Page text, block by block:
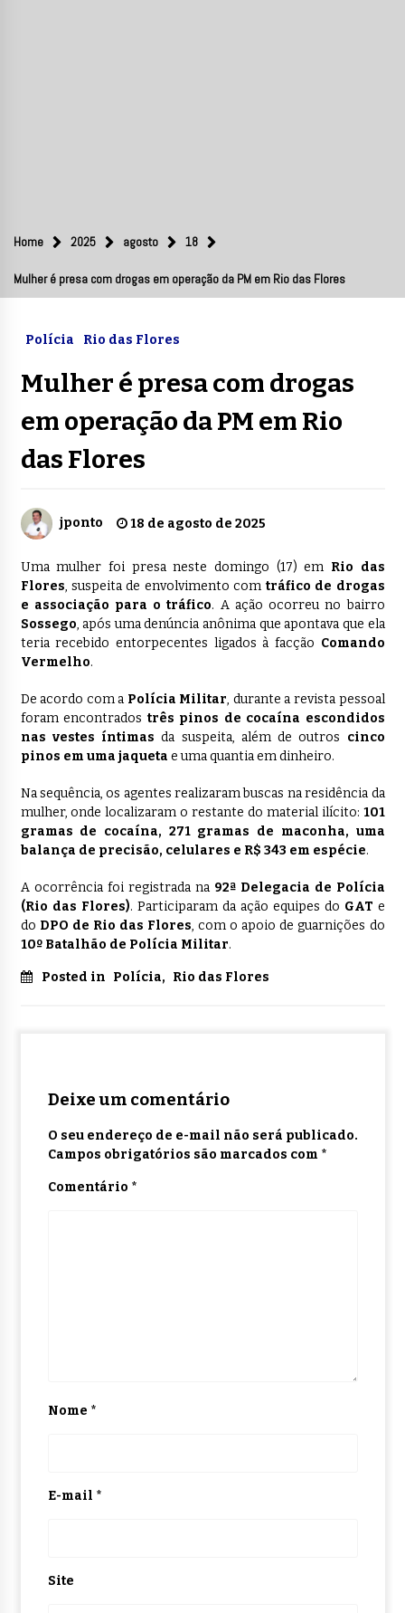
Home 2025 agosto 18
Mulher é presa com drogas em operação da PM em Rio das Flores
Polícia Rio das Flores
Mulher é presa com drogas
em operação da PM em Rio
das Flores
jponto 18 de agosto de 2025
Uma mulher foi presa neste domingo (17) em Rio das
Flores, suspeita de envolvimento com tráfico de drogas
e associação para o tráfico. A ação ocorreu no bairro
Sossego, após uma denúncia anônima que apontava que ela
teria recebido entorpecentes ligados à facção Comando
Vermelho.
De acordo com a Polícia Militar, durante a revista pessoal
foram encontrados três pinos de cocaína escondidos
nas vestes íntimas da suspeita, além de outros cinco
pinos em uma jaqueta e uma quantia em dinheiro.
Na sequência, os agentes realizaram buscas na residência da
mulher, onde localizaram o restante do material ilícito: 101
gramas de cocaína, 271 gramas de maconha, uma
balança de precisão, celulares e R$ 343 em espécie.
A ocorrência foi registrada na 92ª Delegacia de Polícia
(Rio das Flores). Participaram da ação equipes do GAT e
do DPO de Rio das Flores, com o apoio de guarnições do
10º Batalhão de Polícia Militar.
Posted in Polícia, Rio das Flores
Deixe um comentário
O seu endereço de e-mail não será publicado.
Campos obrigatórios são marcados com *
Comentário *
Nome *
E-mail *
Site